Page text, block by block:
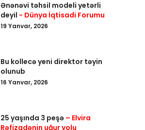
Ənənəvi təhsil modeli yetərli
deyil - Dünya İqtisadi Forumu
19 Yanvar, 2026
Bu kollecə yeni direktor təyin
olunub
16 Yanvar, 2026
25 yaşında 3 peşə – Elvira
Rəfizadənin uğur yolu